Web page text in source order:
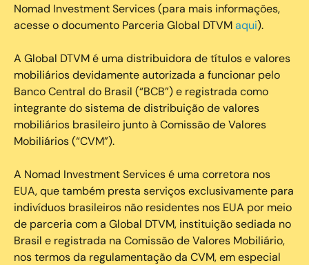
Nomad Investment Services (para mais informações,
acesse o documento Parceria Global DTVMaqui).
A Global DTVM é uma distribuidora de títulos e valores
mobiliários devidamente autorizada a funcionar pelo
Banco Central do Brasil (“BCB”) e registrada como
integrante do sistema de distribuição de valores
mobiliários brasileiro junto à Comissão de Valores
Mobiliários (“CVM”).
‍A Nomad Investment Services é uma corretora nos
EUA, que também presta serviços exclusivamente para
indivíduos brasileiros não residentes nos EUA por meio
de parceria com a Global DTVM, instituição sediada no
Brasil e registrada na Comissão de Valores Mobiliário,
nos termos da regulamentação da CVM, em especial